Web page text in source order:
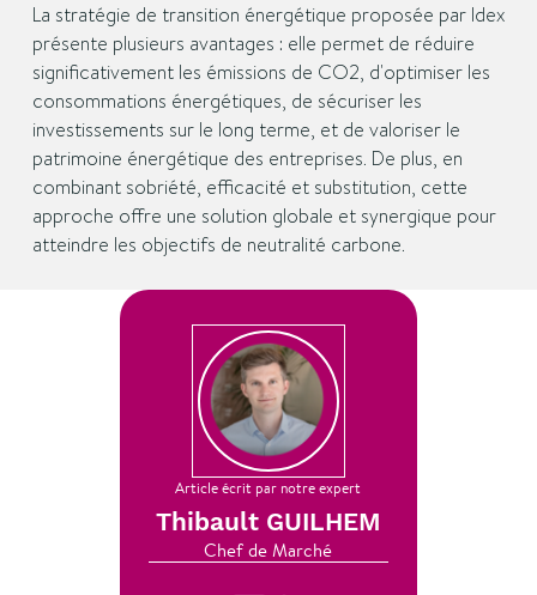
La stratégie de transition énergétique proposée par Idex
présente plusieurs avantages : elle permet de réduire
significativement les émissions de CO2, d'optimiser les
consommations énergétiques, de sécuriser les
investissements sur le long terme, et de valoriser le
patrimoine énergétique des entreprises. De plus, en
combinant sobriété, efficacité et substitution, cette
approche offre une solution globale et synergique pour
atteindre les objectifs de neutralité carbone.
Article écrit par notre expert
Thibault GUILHEM
Chef de Marché